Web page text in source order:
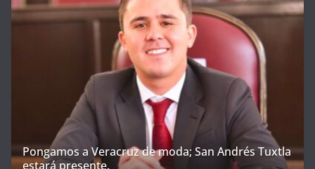
Pongamos a Veracruz de moda; San Andrés Tuxtla
estará presente.